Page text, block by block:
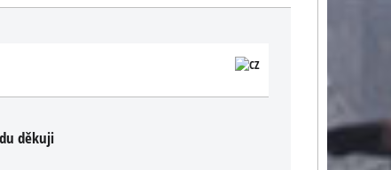
děkuji